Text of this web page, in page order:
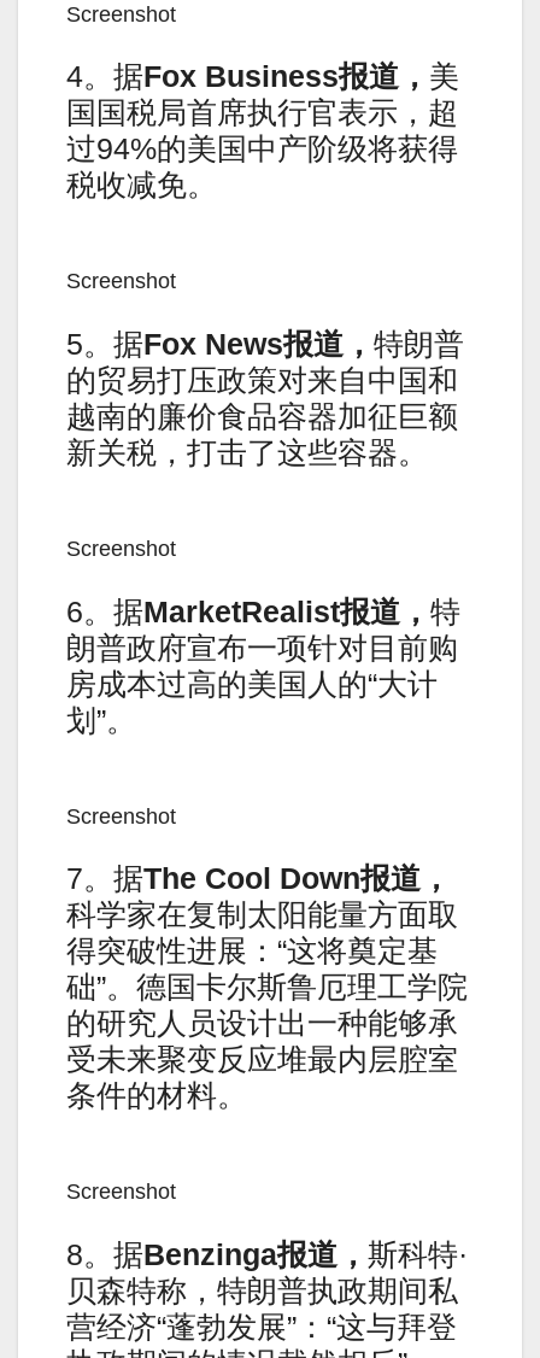
Screenshot
4。据Fox Business报道， 美
国国税局首席执行官表示，超
过94%的美国中产阶级将获得
税收减免。
Screenshot
5。据Fox News报道， 特朗普
的贸易打压政策对来自中国和
越南的廉价食品容器加征巨额
新关税，打击了这些容器。
Screenshot
6。据MarketRealist报道， 特
朗普政府宣布一项针对目前购
房成本过高的美国人的“大计
划”。
Screenshot
7。据The Cool Down报道，
科学家在复制太阳能量方面取
得突破性进展：“这将奠定基
础”。德国卡尔斯鲁厄理工学院
的研究人员设计出一种能够承
受未来聚变反应堆最内层腔室
条件的材料。
Screenshot
8。据Benzinga报道， 斯科特·
贝森特称，特朗普执政期间私
营经济“蓬勃发展”：“这与拜登